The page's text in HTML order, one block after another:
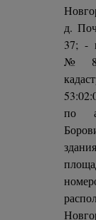
д.
37; -
№
по